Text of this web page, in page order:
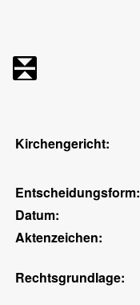
Kirchengericht:
Entscheidungsform:
Datum:
Aktenzeichen:
Rechtsgrundlage: